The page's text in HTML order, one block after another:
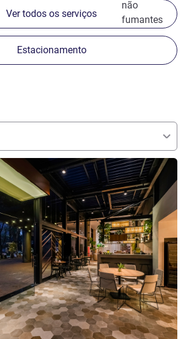
não
fumantes
Ver todos os serviços
Estacionamento